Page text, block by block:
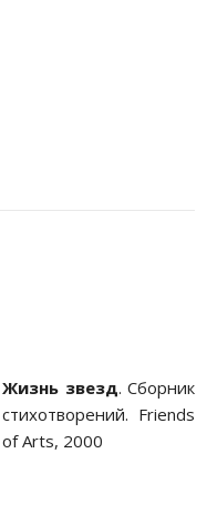
Жизнь звезд. Сборник
стихотворений. Friends
of Arts, 2000